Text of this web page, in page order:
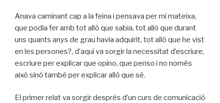
Anava caminant cap a la feina i pensava per mi mateixa,
que podia fer amb tot allò que sabia, tot allò que durant
uns quants anys de grau havia adquirit, tot allò que he vist
en les persones?, d’aquí va sorgir la necessitat d’escriure,
escriure per explicar que opino, que penso i no només
això sinó també per explicar allò que sé.
El primer relat va sorgir després d’un curs de comunicació